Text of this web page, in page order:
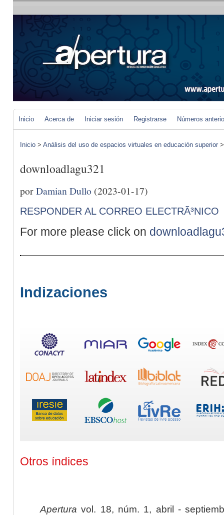
Inicio Acerca de Iniciar sesión Registrarse Números
Inicio > Análisis del uso de espacios virtuales en educación superior
downloadlagu321
porDamian Dullo (2023-01-17)
RESPONDER AL CORREO ELECTRÃ³NICO
For more please click on
Indizaciones
Otros índices
Apertura vol. 18, núm. 1, abril -